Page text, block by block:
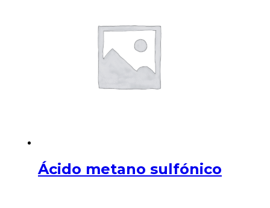
Ácido metano sulfónico